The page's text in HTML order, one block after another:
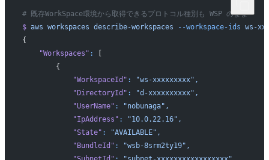
# 既存WorkSpace環境から取得できるプロトコル種別も WSP のまま
$ aws workspaces describe-workspaces --workspace-ids ws-
{
    "Workspaces"
:
[
        {
            "WorkspaceId"
:
"ws-xxxxxxxxx",
            "DirectoryId"
:
"d-xxxxxxxxxx",
            "UserName"
:
"nobunaga",
            "IpAddress"
:
"10.0.22.16",
            "State"
:
"AVAILABLE",
            "BundleId"
:
"wsb-8srm2ty19",